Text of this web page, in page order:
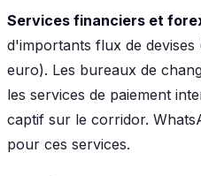
Services financiers et
d'importants flux de
euro). Les bureaux de
les services de paiement
captif sur le corridor.
pour ces services.